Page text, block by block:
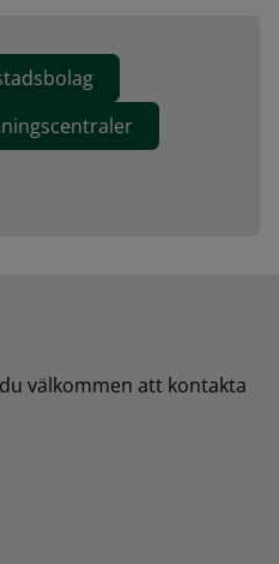
välkommen att kontakta